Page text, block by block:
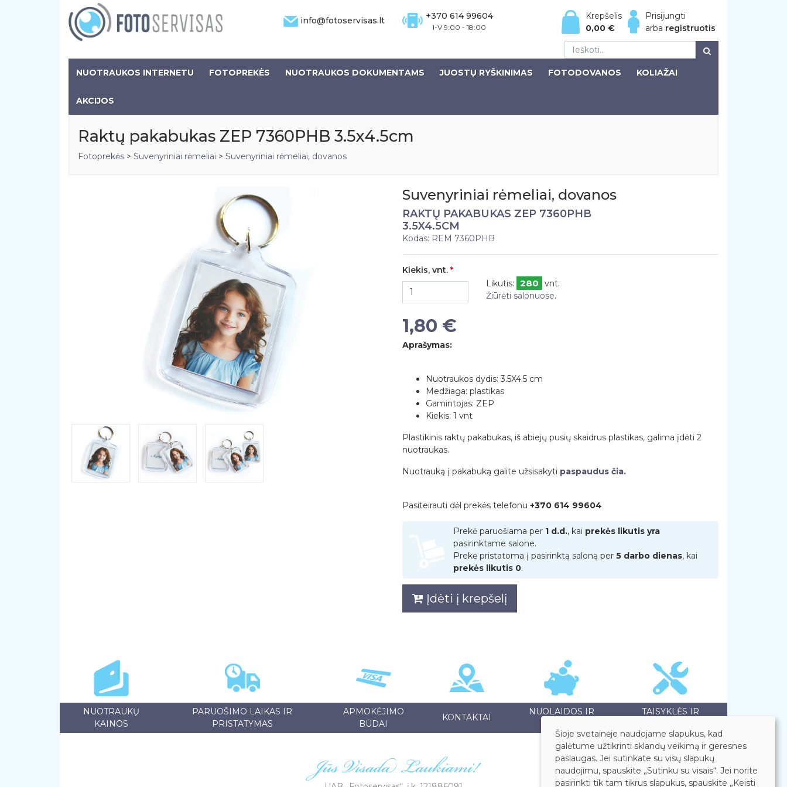
info@fotoservisas.lt +370 614 99604
I-V 9:00 - 18:00
Prisijungti
arba registruotis
Krepšelis
0,00€
NUOTRAUKOS INTERNETU FOTOPREKĖS NUOTRAUKOS DOKUMENTAMS JUOSTŲ RYŠKINIMAS FOTODOVANOS KOLIAŽAI
AKCIJOS
Raktų pakabukas ZEP 7360PHB 3.5x4.5cm
Fotoprekės > Suvenyriniai rėmeliai > Suvenyriniai rėmeliai, dovanos
Suvenyriniai rėmeliai, dovanos
RAKTŲ PAKABUKAS ZEP 7360PHB
3.5X4.5CM
Kodas: REM 7360PHB
Kiekis, vnt.
Likutis:
280
vnt.
Žiūrėti salonuose.
1,80 €
Aprašymas:
Nuotraukos dydis: 3.5X4.5 cm
Medžiaga: plastikas
Gamintojas: ZEP
Kiekis: 1 vnt
Plastikinis raktų pakabukas, iš abiejų pusių skaidrus plastikas, galima įdėti 2
nuotraukas.
Nuotrauką į pakabuką galite užsisakyti paspaudus čia.
Pasiteirauti dėl prekės telefonu +370 614 99604
Prekė paruošiama per 1 d.d., kai prekės likutis yra
pasirinktame salone.
Prekė pristatoma į pasirinktą saloną per 5 darbo dienas, kai
prekės likutis 0.
Įdėti į krepšelį
NUOTRAUKŲ
KAINOS
PARUOŠIMO LAIKAS IR
PRISTATYMAS
APMOKĖJIMO
BŪDAI
KONTAKTAI
NUOLAIDOS IR
TAISYKLĖS IR
Šioje svetainėje naudojame slapukus, kad
galėtume užtikrinti sklandų veikimą ir geresnes
paslaugas. Jei sutinkate su visų slapukų
naudojimu, spauskite „Sutinku su visais“. Jei norite
pasirinkti tik tam tikrus slapukus, spauskite „Keisti